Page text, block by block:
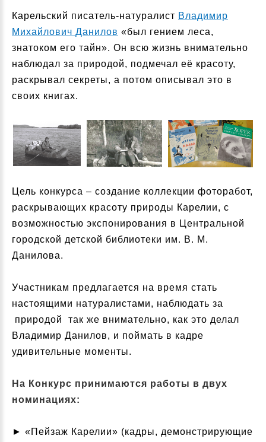
Карельский писатель-натуралист Владимир
Михайлович Данилов «был гением леса,
знатоком его тайн». Он всю жизнь внимательно
наблюдал за природой, подмечал её красоту,
раскрывал секреты, а потом описывал это в
своих книгах.
Цель конкурса – создание коллекции фоторабот,
раскрывающих красоту природы Карелии, с
возможностью экспонирования в Центральной
городской детской библиотеки им. В. М.
Данилова.
Участникам предлагается на время стать
настоящими натуралистами, наблюдать за
природой так же внимательно, как это делал
Владимир Данилов, и поймать в кадре
удивительные моменты.
На Конкурс принимаются работы в двух
номинациях:
► «Пейзаж Карелии» (кадры, демонстрирующие